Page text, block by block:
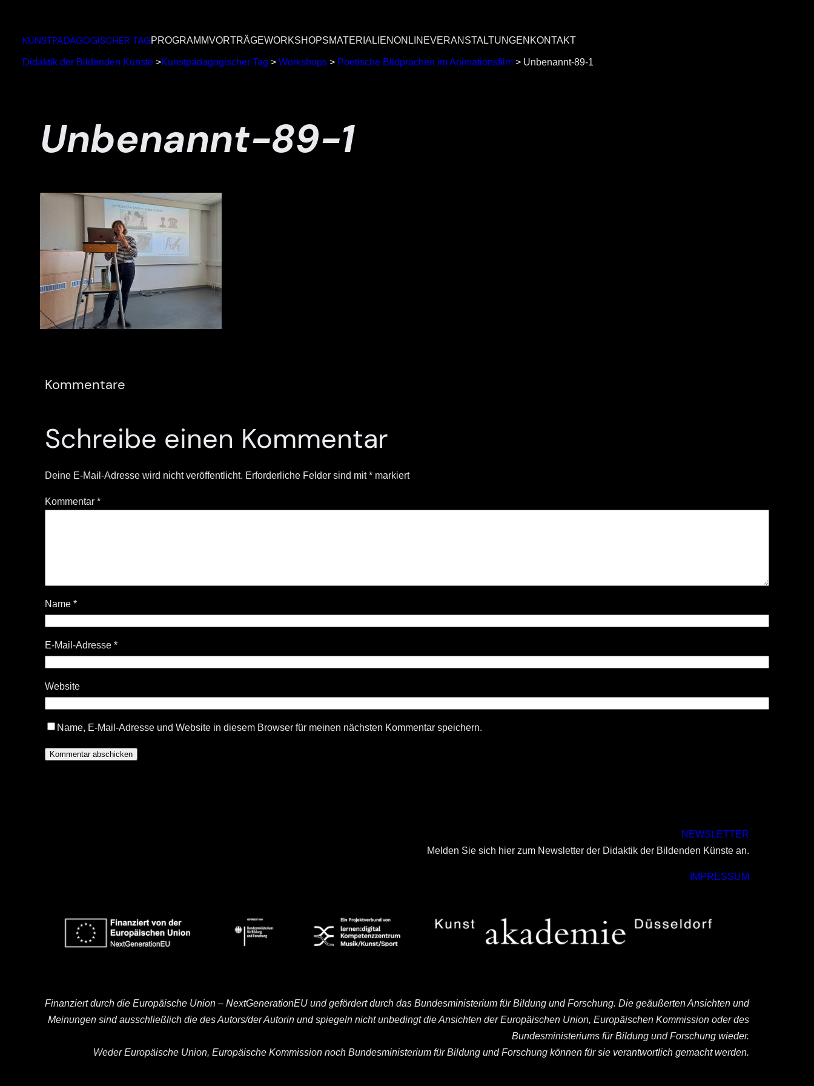
springen
KUNSTPÄDAGOGISCHER TAGPROGRAMMVORTRÄGEWORKSHOPSMATERIALIENONLINEVERANSTALTUNGEN KONTAKT
Didaktik der Bildenden Künste >Kunstpädagogischer Tag > Workshops > Poetische Bildprachen im Animationsfilm > Unbenannt-89-1
Unbenannt-89-1
Kommentare
Schreibe einen Kommentar
Deine E-Mail-Adresse wird nicht veröffentlicht. Erforderliche Felder sind mit* markiert
Kommentar *
Name *
E-Mail-Adresse *
Website
Name, E-Mail-Adresse und Website in diesem Browser für meinen nächsten Kommentar speichern.
NEWSLETTER
Melden Sie sich hier zum Newsletter der Didaktik der Bildenden Künste an.
IMPRESSUM
Finanziert durch die Europäische Union – NextGenerationEU und gefördert durch das Bundesministerium für Bildung und Forschung. Die geäußerten Ansichten und
Meinungen sind ausschließlich die des Autors/der Autorin und spiegeln nicht unbedingt die Ansichten der Europäischen Union, Europäischen Kommission oder des
Bundesministeriums für Bildung und Forschung wieder.
Weder Europäische Union, Europäische Kommission noch Bundesministerium für Bildung und Forschung können für sie verantwortlich gemacht werden.